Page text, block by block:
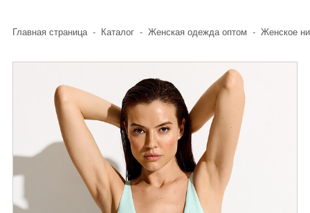
Главная страница - Каталог - Женская одежда оптом - Женское